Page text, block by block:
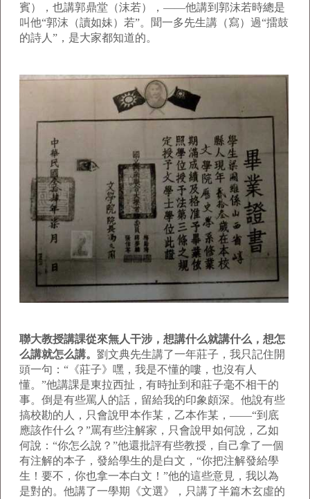
賓），也講郭鼎堂（沫若），——他講到郭沫若時總是
叫他“郭沫（讀如妹）若”。聞一多先生講（寫）過“擂鼓
的詩人”，是大家都知道的。
聯大教授講課從來無人干涉，想講什么就講什么，想怎
么講就怎么講。 劉文典先生講了一年莊子，我只記住開
頭一句：“《莊子》嘿，我是不懂的嘍，也沒有人
懂。”他講課是東拉西扯，有時扯到和莊子毫不相干的
事。倒是有些罵人的話，留給我的印象頗深。他說有些
搞校勘的人，只會說甲本作某，乙本作某，——“到底
應該作什么？”罵有些注解家，只會說甲如何說，乙如
何說：“你怎么說？”他還批評有些教授，自己拿了一個
有注解的本子，發給學生的是白文，“你把注解發給學
生！要不，你也拿一本白文！”他的這些意見，我以為
是對的。他講了一學期《文選》，只講了半篇木玄虛的